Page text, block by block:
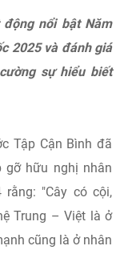
động nổi bật Năm
2025 và đánh giá
sự hiểu biết
Tập Cận Bình đã
gỡ hữu nghị nhân
"Cây có cội,
Trung – Việt là ở
cũng là ở nhân